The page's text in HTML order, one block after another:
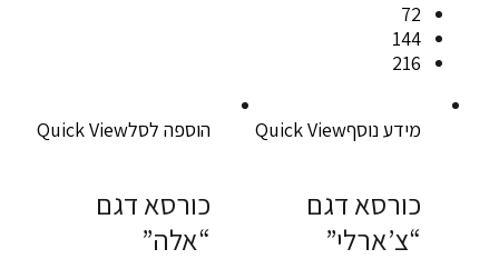
72
144
216
מידע נוסףQuick View
כורסא דגם
“צ’ארלי”
הוספה לסלQuick View
כורסא דגם
“אלה”